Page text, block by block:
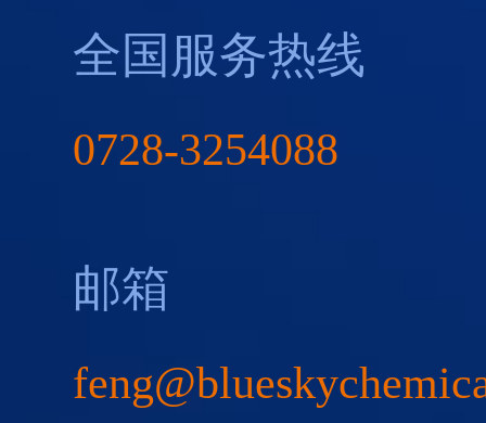
全国服务热线
0728-3254088
邮箱